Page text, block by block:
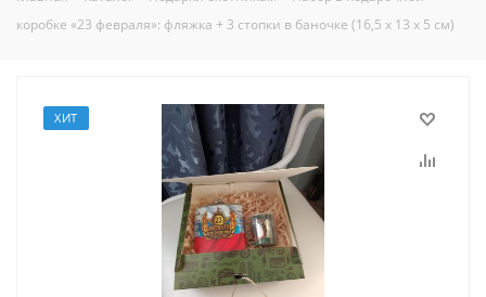
коробке «23 февраля»: фляжка + 3 стопки в баночке (16,5 х 13 х 5 см)
ХИТ